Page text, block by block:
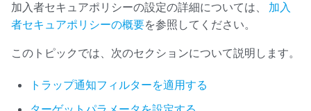
tag-list “router1 router2”;  #Define multiple tags in the target
    target-parameters tp3;
加入者セキュアポリシーの設定の詳細については、 加入
者セキュアポリシーの概要を参照してください。
このトピックでは、次のセクションについて説明します。
トラップ通知フィルターを適用する